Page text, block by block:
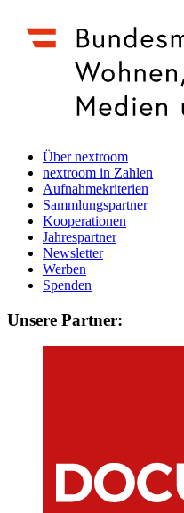
Über nextroom
nextroom in Zahlen
Aufnahmekriterien
Sammlungspartner
Kooperationen
Jahrespartner
Newsletter
Werben
Spenden
Unsere Partner: